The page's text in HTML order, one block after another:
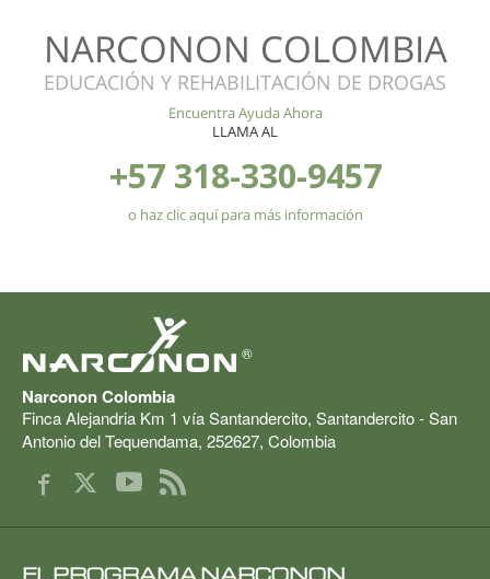
NARCONON COLOMBIA
EDUCACIÓN Y REHABILITACIÓN DE DROGAS
Encuentra Ayuda Ahora
LLAMA AL
+57 318-330-9457
o haz clic aquí para más información
®
Narconon Colombia
Finca Alejandria Km 1 vía Santandercito, Santandercito - San
Antonio del Tequendama, 252627, Colombia
EL PROGRAMA NARCONON